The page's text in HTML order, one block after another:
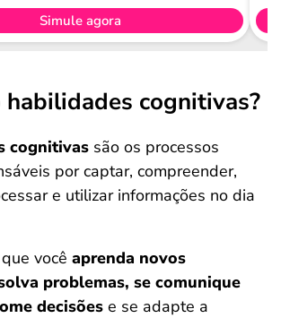
Simule agora
habilidades cognitivas?
cognitivas são os processos
por captar, compreender,
e utilizar informações no dia
você aprenda novos
problemas, se comunique
decisões e se adapte a